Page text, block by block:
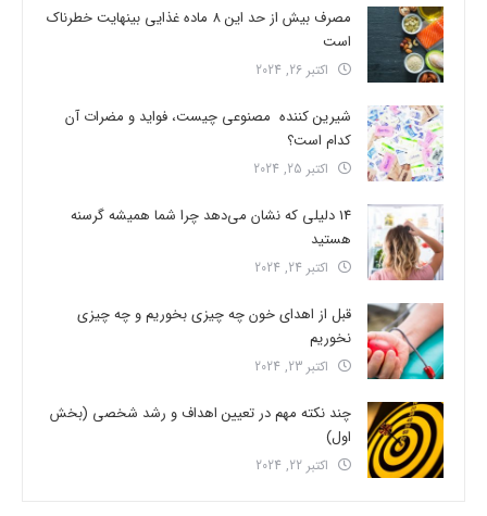
مصرف بیش از حد این 8 ماده غذایی بینهایت خطرناک
است
اکتبر 26, 2024
شیرین کننده مصنوعی چیست، فواید و مضرات آن
کدام است؟
اکتبر 25, 2024
14 دلیلی که نشان می‌دهد چرا شما همیشه گرسنه
هستید
اکتبر 24, 2024
قبل از اهدای خون چه چیزی بخوریم و چه چیزی
نخوریم
اکتبر 23, 2024
چند نکته مهم در تعیین اهداف و رشد شخصی (بخش
اول)
اکتبر 22, 2024